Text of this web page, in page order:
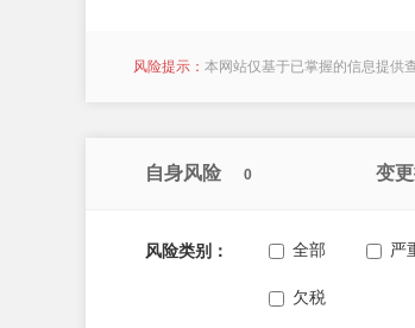
风险提示： 本网站仅基于已掌握的信息提供
自身风险 0 变
风险类别： 全部 严
欠税